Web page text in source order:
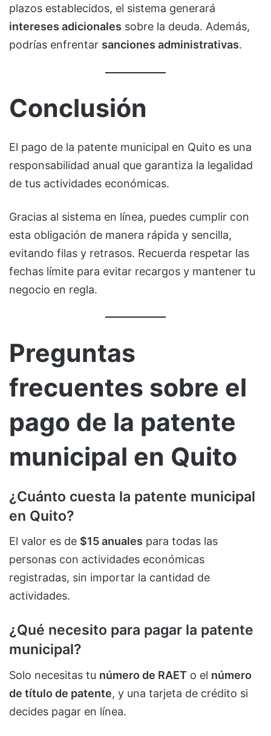
plazos establecidos, el sistema generará
intereses adicionales sobre la deuda. Además,
podrías enfrentar sanciones administrativas.
Conclusión
El pago de la patente municipal en Quito es una
responsabilidad anual que garantiza la legalidad
de tus actividades económicas.
Gracias al sistema en línea, puedes cumplir con
esta obligación de manera rápida y sencilla,
evitando filas y retrasos. Recuerda respetar las
fechas límite para evitar recargos y mantener tu
negocio en regla.
Preguntas
frecuentes sobre el
pago de la patente
municipal en Quito
¿Cuánto cuesta la patente municipal
en Quito?
El valor es de $15 anuales para todas las
personas con actividades económicas
registradas, sin importar la cantidad de
actividades.
¿Qué necesito para pagar la patente
municipal?
Solo necesitas tu número de RAET o el número
de título de patente, y una tarjeta de crédito si
decides pagar en línea.